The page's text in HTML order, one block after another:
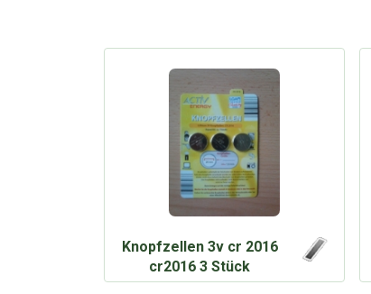
Knopfzellen 3v cr 2016
cr2016 3 Stück